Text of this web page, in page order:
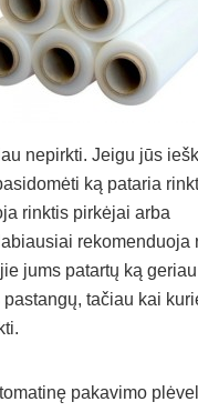
nepirkti. Jeigu jūs
ką pataria
rinktis pirkėjai arba
rekomenduoja
jums patartų ką geriau
tačiau kai
pakavimo